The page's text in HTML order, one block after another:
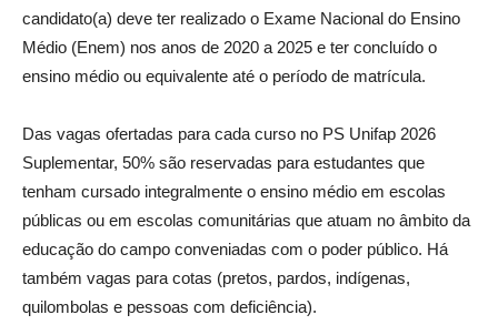
candidato(a) deve ter realizado o Exame Nacional do Ensino
Médio (Enem) nos anos de 2020 a 2025 e ter concluído o
ensino médio ou equivalente até o período de matrícula.
Das vagas ofertadas para cada curso no PS Unifap 2026
Suplementar, 50% são reservadas para estudantes que
tenham cursado integralmente o ensino médio em escolas
públicas ou em escolas comunitárias que atuam no âmbito da
educação do campo conveniadas com o poder público. Há
também vagas para cotas (pretos, pardos, indígenas,
quilombolas e pessoas com deficiência).